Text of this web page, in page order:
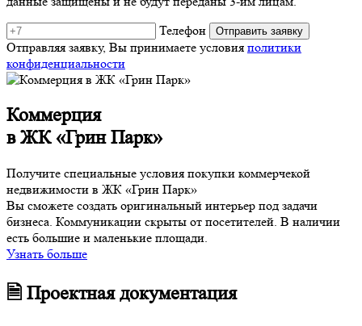
Телефон
Отправляя заявку, Вы принимаете условия политики
конфиденциальности
Коммерция
в ЖК «Грин Парк»
Получите специальные условия покупки коммерчекой
недвижимости в ЖК «Грин Парк»
Вы сможете создать оригинальный интерьер под задачи
бизнеса. Коммуникации скрыты от посетителей. В наличии
есть большие и маленькие площади.
Узнать больше
🗎 Проектная документация